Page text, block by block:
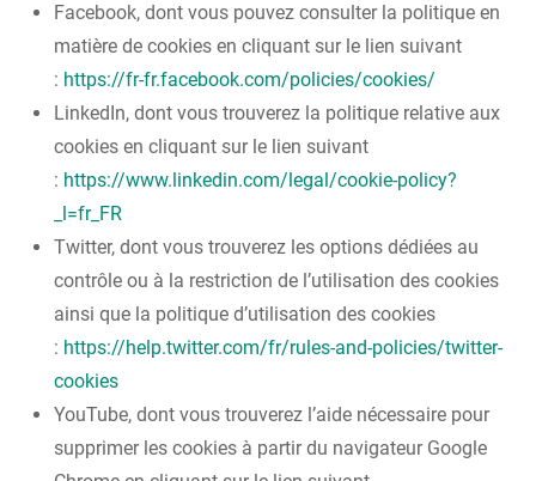
Facebook, dont vous pouvez consulter la politique en
matière de cookies en cliquant sur le lien suivant
: https://fr-fr.facebook.com/policies/cookies/
LinkedIn, dont vous trouverez la politique relative aux
cookies en cliquant sur le lien suivant
: https://www.linkedin.com/legal/cookie-policy?
_l=fr_FR
Twitter, dont vous trouverez les options dédiées au
contrôle ou à la restriction de l’utilisation des cookies
ainsi que la politique d’utilisation des cookies
: https://help.twitter.com/fr/rules-and-policies/twitter-
cookies
YouTube, dont vous trouverez l’aide nécessaire pour
supprimer les cookies à partir du navigateur Google